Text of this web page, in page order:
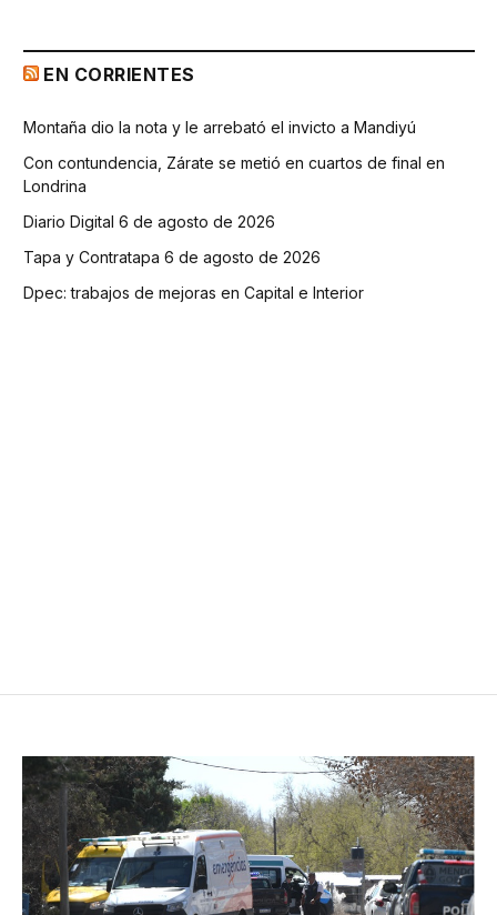
EN CORRIENTES
Montaña dio la nota y le arrebató el invicto a Mandiyú
Con contundencia, Zárate se metió en cuartos de final en
Londrina
Diario Digital 6 de agosto de 2026
Tapa y Contratapa 6 de agosto de 2026
Dpec: trabajos de mejoras en Capital e Interior